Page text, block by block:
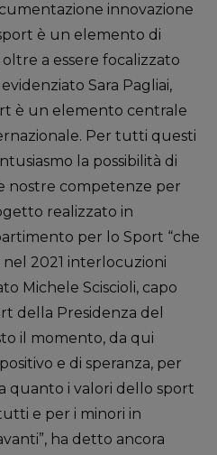
innovazione
è un elemento di
a essere focalizzato
Sara Pagliai,
è un elemento centrale
Per tutti questi
la possibilità di
nostre competenze per
realizzato in
per lo Sport “che
nel 2021 interlocuzioni
Michele Sciscioli, capo
della Presidenza del
il momento, da qui
e di speranza, per
quanto i valori dello sport
e per i minori in
ha detto ancora